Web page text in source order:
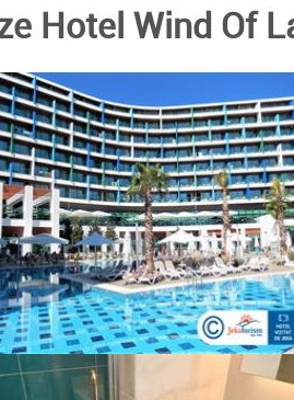
Hotel Wind Of